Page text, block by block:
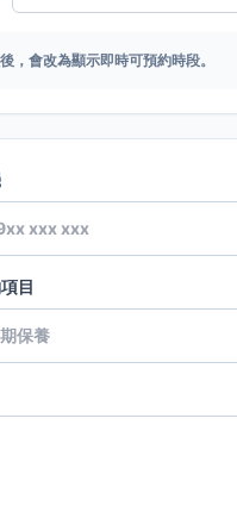
，會改為顯示即時可預約時段。
目